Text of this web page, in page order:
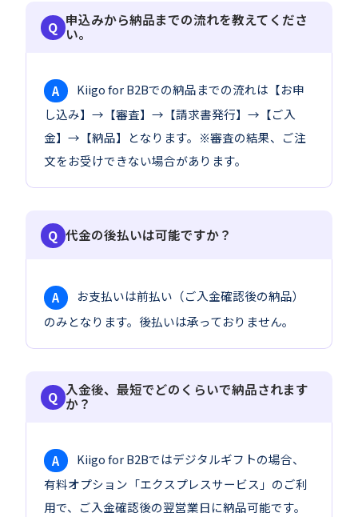
申込みから納品までの流れを教えてくださ
い。
A
Kiigo for B2Bでの納品までの流れは【お申
し込み】→【審査】→【請求書発行】→【ご入
金】→【納品】となります。※審査の結果、ご注
文をお受けできない場合があります。
代金の後払いは可能ですか？
A
お支払いは前払い（ご入金確認後の納品）
のみとなります。後払いは承っておりません。
入金後、最短でどのくらいで納品されます
か？
A
Kiigo for B2Bではデジタルギフトの場合、
有料オプション「エクスプレスサービス」のご利
用で、ご入金確認後の翌営業日に納品可能です。